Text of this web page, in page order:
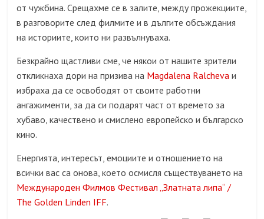
от чужбина. Срещахме се в залите, между прожекциите,
в разговорите след филмите и в дългите обсъждания
на историите, които ни развълнуваха.
Безкрайно щастливи сме, че някои от нашите зрители
откликнаха дори на призива на Magdalena Ralcheva и
избраха да се освободят от своите работни
ангажименти, за да си подарят част от времето за
хубаво, качествено и смислено европейско и българско
кино.
Енергията, интересът, емоциите и отношението на
всички вас са онова, което осмисля съществуването на
Международен Филмов Фестивал „Златната липа“ /
The Golden Linden IFF.